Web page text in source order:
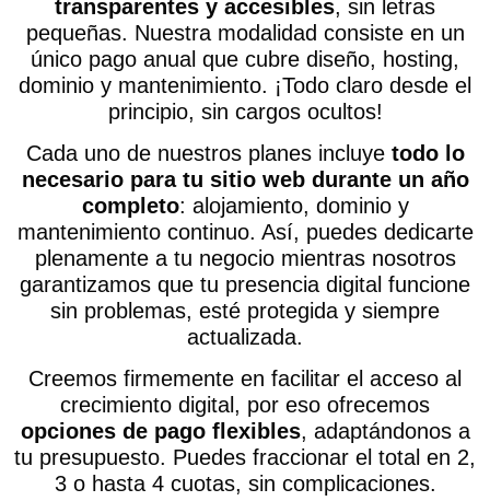
transparentes y accesibles, sin letras
pequeñas. Nuestra modalidad consiste en un
único pago anual que cubre diseño, hosting,
dominio y mantenimiento. ¡Todo claro desde el
principio, sin cargos ocultos!
Cada uno de nuestros planes incluye todo lo
necesario para tu sitio web durante un año
completo: alojamiento, dominio y
mantenimiento continuo. Así, puedes dedicarte
plenamente a tu negocio mientras nosotros
garantizamos que tu presencia digital funcione
sin problemas, esté protegida y siempre
actualizada.
Creemos firmemente en facilitar el acceso al
crecimiento digital, por eso ofrecemos
opciones de pago flexibles, adaptándonos a
tu presupuesto. Puedes fraccionar el total en 2,
3 o hasta 4 cuotas, sin complicaciones.